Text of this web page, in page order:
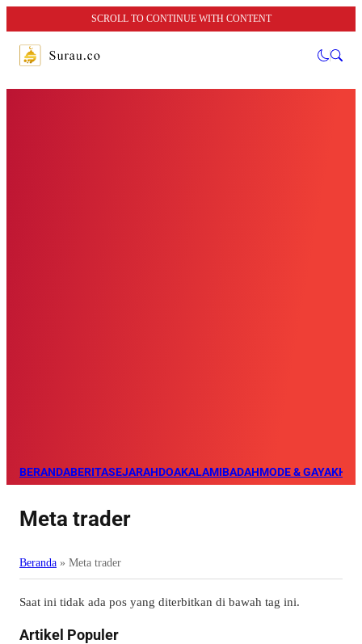
SCROLL TO CONTINUE WITH CONTENT
BERANDABERITASEJARAHDOAKALAMIBADAHMODE & GAYA
Meta trader
Beranda » Meta trader
Saat ini tidak ada pos yang diterbitkan di bawah tag ini.
Artikel Populer